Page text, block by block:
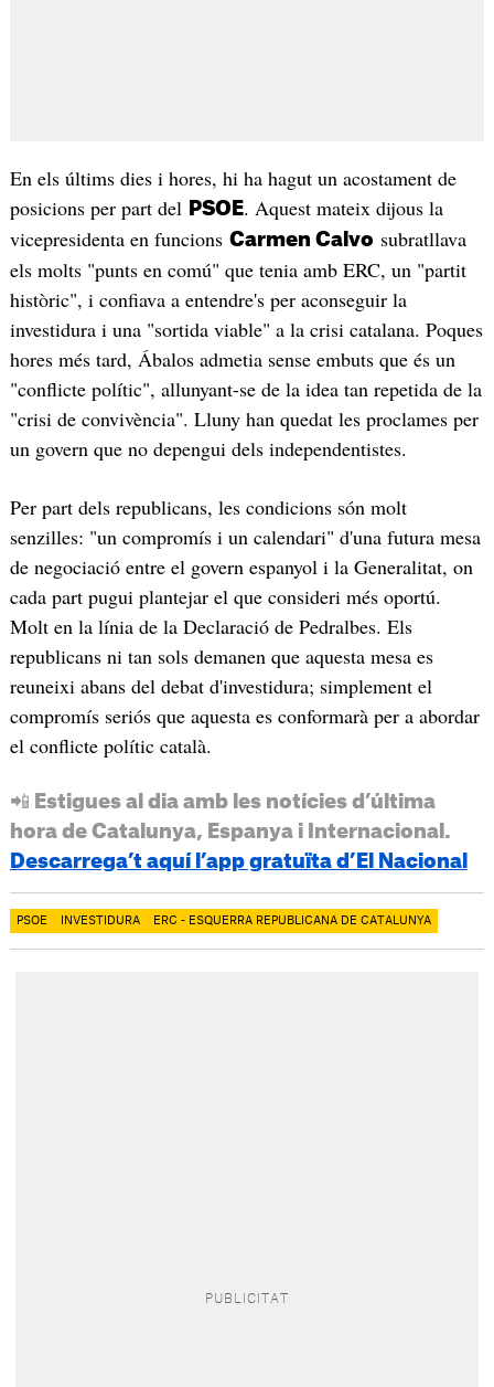
En els últims dies i hores, hi ha hagut un acostament de
posicions per part del
PSOE. Aquest mateix dijous la
vicepresidenta en funcions Carmen Calvo subratllava
els molts "punts en comú" que tenia amb ERC, un "partit
històric", i confiava a entendre's per aconseguir la
investidura i una "sortida viable" a la crisi catalana. Poques
hores més tard, Ábalos admetia sense embuts que és un
"conflicte polític", allunyant-se de la idea tan repetida de la
"crisi de convivència". Lluny han quedat les proclames per
un govern que no depengui dels independentistes.
Per part dels republicans, les condicions són molt
senzilles: "un compromís i un calendari" d'una futura mesa
de negociació entre el govern espanyol i la Generalitat, on
cada part pugui plantejar el que consideri més oportú.
Molt en la línia de la Declaració de Pedralbes. Els
republicans ni tan sols demanen que aquesta mesa es
reuneixi abans del debat d'investidura; simplement el
compromís seriós que aquesta es conformarà per a abordar
el conflicte polític català.
📲 Estigues al dia amb les notícies d’última
hora de Catalunya, Espanya i Internacional.
Descarrega’t aquí l’app gratuïta d’El Nacional
PSOE INVESTIDURA ERC - ESQUERRA REPUBLICANA DE CATALUNYA